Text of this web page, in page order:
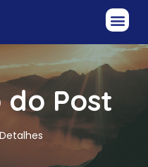
Post
Detalhes